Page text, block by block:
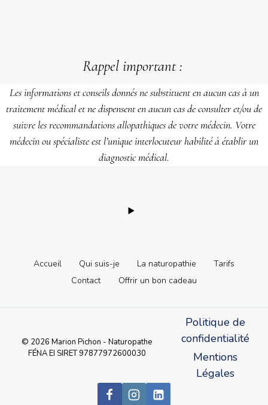
Rappel important :
Les informations et conseils donnés ne substituent en aucun cas à un
traitement médical et ne dispensent en aucun cas de consulter et/ou de
suivre les recommandations allopathiques de votre médecin. Votre
médecin ou spécialiste est l’unique interlocuteur habilité à établir un
diagnostic médical.
Accueil Qui suis-je La naturopathie
Tarifs
Contact
Offrir un bon cadeau
© 2026 Marion Pichon - Naturopathe
FÉNA EI SIRET 97877972600030
Politique de
confidentialité
Mentions
Légales